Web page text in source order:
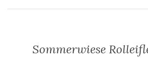
Sommerwiese